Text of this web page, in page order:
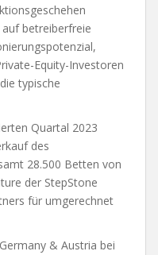
betreiberfreie
Equity-Investoren
typische
Quartal 2023
des
28.500 Betten von
der StepStone
für umgerechnet
& Austria bei